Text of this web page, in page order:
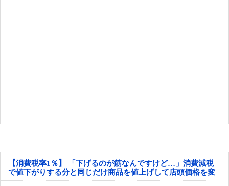
【消費税率1％】 「下げるのが筋なんですけど…」消費減税
で値下がりする分と同じだけ商品を値上げして店頭価格を変
えない店も